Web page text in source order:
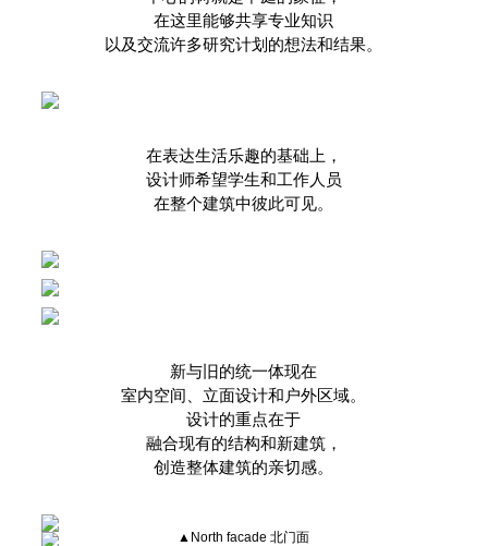
在这里能够共享专业知识
以及交流许多研究计划的想法和结果。
在表达生活乐趣的基础上，
设计师希望学生和工作人员
在整个建筑中彼此可见。
新与旧的统一体现在
室内空间、立面设计和户外区域。
设计的重点在于
融合现有的结构和新建筑，
创造整体建筑的亲切感。
▲ North facade 北门面